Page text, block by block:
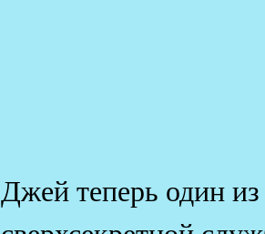
Джей теперь один